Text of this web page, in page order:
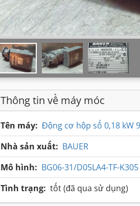
Thông tin về máy móc
Tên máy: Động cơ hộp số 0,18 kW
Nhà sản xuất: BAUER
Mô hình: BG06-31/D05LA4-TF-K305
Tình trạng: tốt (đã qua sử dụng)